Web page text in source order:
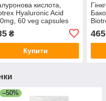
кислота,
Hyaluronic Acid
60 veg capsules
₴
Купити
для
465
–50%